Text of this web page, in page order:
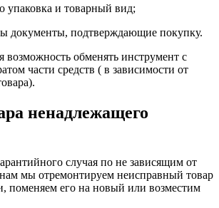
упаковка и товарный вид;
документы, подтверждающие покупку.
возможность обменять инструмент с
части средств ( в зависимости от
ненадлежащего
случая по не зависящим от
мы отремонтируем неисправный товар
поменяем его на новый или возместим